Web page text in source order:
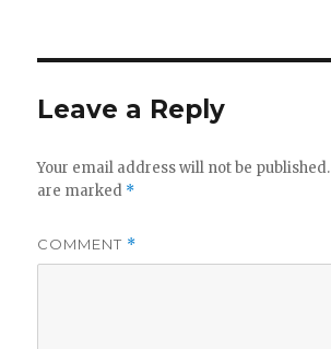
Leave a Reply
Your email address will not be published.
are marked *
COMMENT *